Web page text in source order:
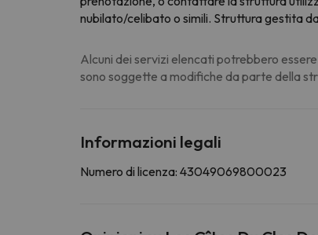
nubilato/celibato o simili. Struttura gestita
Alcuni dei servizi elencati potrebbero
sono soggette a modifiche da parte della
Informazioni legali
Numero di licenza: 43049069800023